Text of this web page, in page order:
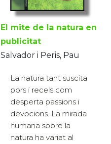
El mite de la natura en
publicitat
Salvador i Peris, Pau
La natura tant suscita
pors i recels com
desperta passions i
devocions. La mirada
humana sobre la
natura ha variat al